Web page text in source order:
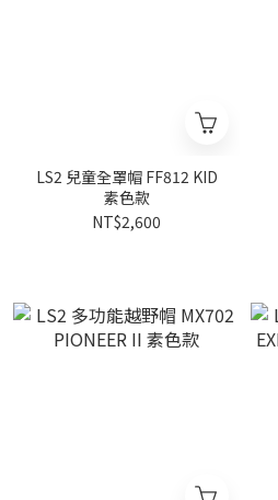
LS2 兒童全罩帽 FF812 KID
素色款
NT$2,600